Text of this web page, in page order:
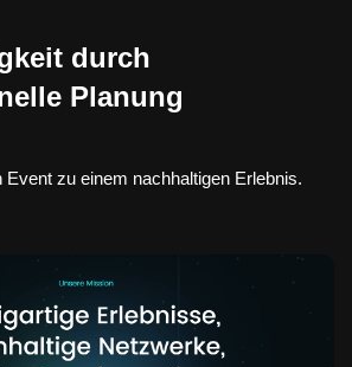
durch
Planung
Event zu einem nachhaltigen Erlebnis.